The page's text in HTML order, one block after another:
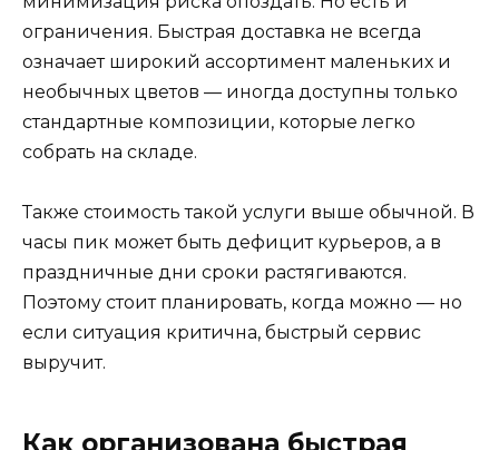
ограничения. Быстрая доставка не всегда
означает широкий ассортимент маленьких и
необычных цветов — иногда доступны только
стандартные композиции, которые легко
собрать на складе.
Также стоимость такой услуги выше обычной. В
часы пик может быть дефицит курьеров, а в
праздничные дни сроки растягиваются.
Поэтому стоит планировать, когда можно — но
если ситуация критична, быстрый сервис
выручит.
Как организована быстрая